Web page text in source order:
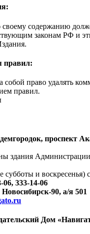
содержанию
законам РФ и
правил:
собой право удалять
правил.
проспект
здания
и воскресенья) с
06, 333-14-06
Новосибирск-90, а/я 501
Дом